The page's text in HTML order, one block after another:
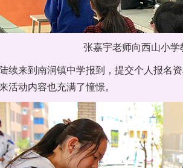
张嘉宇老师向西山小
续来到南涧镇中学报到，提交个人报名
活动内容也充满了憧憬。